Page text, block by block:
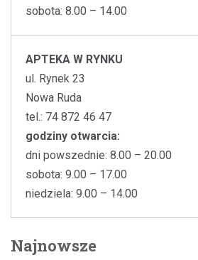
sobota: 8.00 – 14.00
APTEKA W RYNKU
ul. Rynek 23
Nowa Ruda
tel.: 74 872 46 47
godziny otwarcia:
dni powszednie: 8.00 – 20.00
sobota: 9.00 – 17.00
niedziela: 9.00 – 14.00
Najnowsze